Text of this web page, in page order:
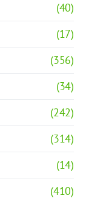
(40)
(17)
(356)
(34)
(242)
(314)
(14)
(410)